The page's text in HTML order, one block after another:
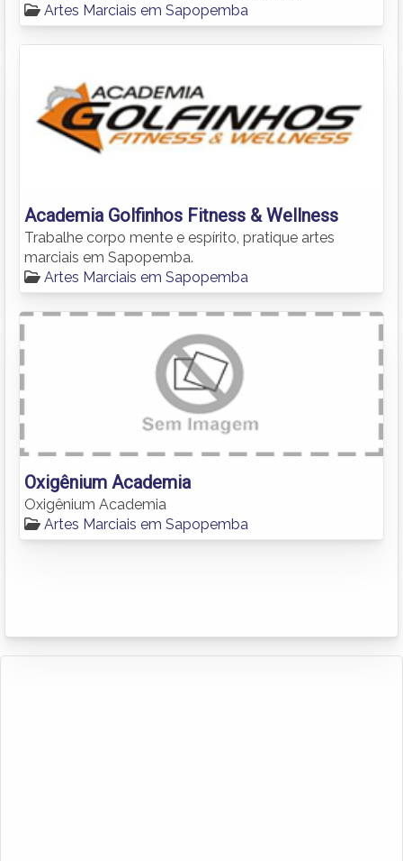
Artes Marciais em Sapopemba
Academia Golfinhos Fitness & Wellness
Trabalhe corpo mente e espírito, pratique artes
marciais em Sapopemba.
Artes Marciais em Sapopemba
Oxigênium Academia
Oxigênium Academia
Artes Marciais em Sapopemba